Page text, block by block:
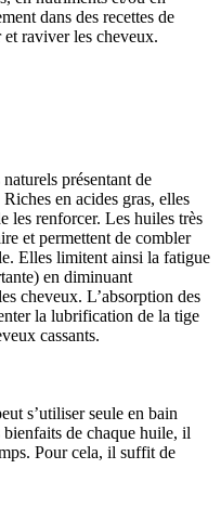
dans des recettes de
raviver les cheveux.
présentant de
en acides gras, elles
les renforcer. Les huiles très
et permettent de combler
Elles limitent ainsi la fatigue
en diminuant
cheveux. L’absorption des
la lubrification de la tige
cassants.
s’utiliser seule en bain
de chaque huile, il
Pour cela, il suffit de